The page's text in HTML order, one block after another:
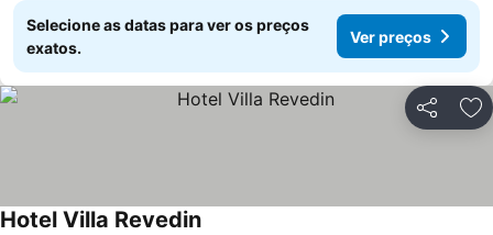
Selecione as datas para ver os preços
exatos.
Ver preços
Partilhar
Hotel Villa Revedin